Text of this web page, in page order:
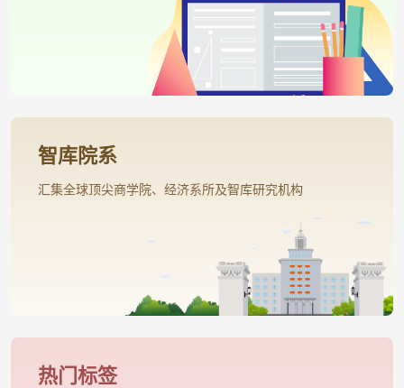
智库院系
汇集全球顶尖商学院、经济系所及智库研究机构
热门标签